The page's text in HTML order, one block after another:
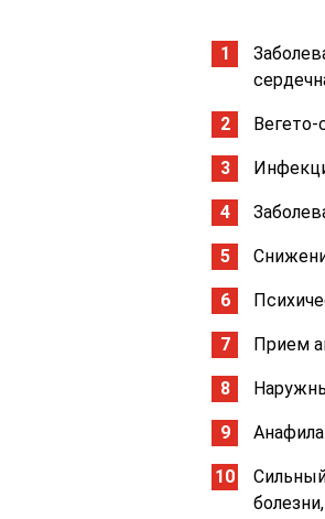
Вегето-
Прием